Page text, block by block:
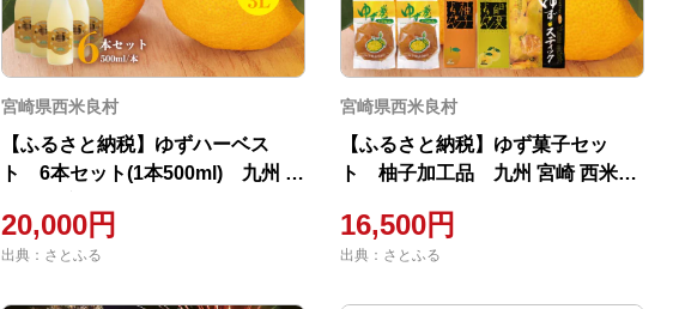
宮崎県西米良村
【ふるさと納税】ゆずハーベス
ト 6本セット(1本500ml) 九州 宮
20,000円
出典：さとふる
宮崎県西米良村
【ふるさと納税】ゆず菓子セッ
ト 柚子加工品 九州 宮崎 西米良
16,500円
出典：さとふる